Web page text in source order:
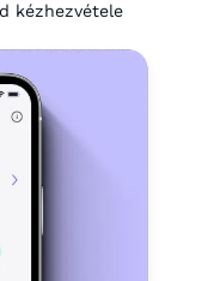
kézhezvétele